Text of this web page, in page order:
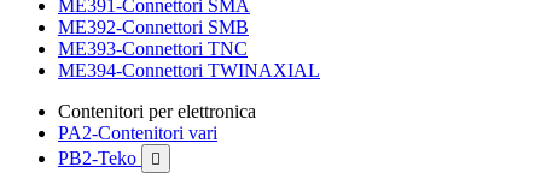
ME391-Connettori SMA
ME392-Connettori SMB
ME393-Connettori TNC
ME394-Connettori TWINAXIAL
Contenitori per elettronica
PA2-Contenitori vari
PB2-Teko
